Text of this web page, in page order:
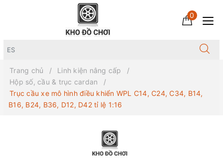
0
Trang chủ
Linh kiện nâng cấp
Hộp số, cầu & trục cardan
Trục cầu xe mô hình điều khiển WPL C14, C24, C34, B14,
B16, B24, B36, D12, D42 tỉ lệ 1:16